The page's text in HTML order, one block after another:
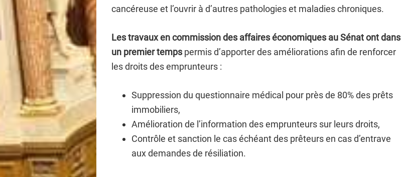
cancéreuse et l’ouvrir à d’autres pathologies et maladies chroniques.
Les travaux en commission des affaires économiques au Sénat ont dans
un premier temps permis d’apporter des améliorations afin de renforcer
les droits des emprunteurs :
Suppression du questionnaire médical pour près de 80% des prêts
immobiliers,
Amélioration de l’information des emprunteurs sur leurs droits,
Contrôle et sanction le cas échéant des prêteurs en cas d’entrave
aux demandes de résiliation.